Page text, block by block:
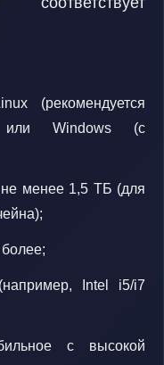
(рекомендуется
или Windows (с
менее 1,5 ТБ (для
Intel i5/i7
с высокой